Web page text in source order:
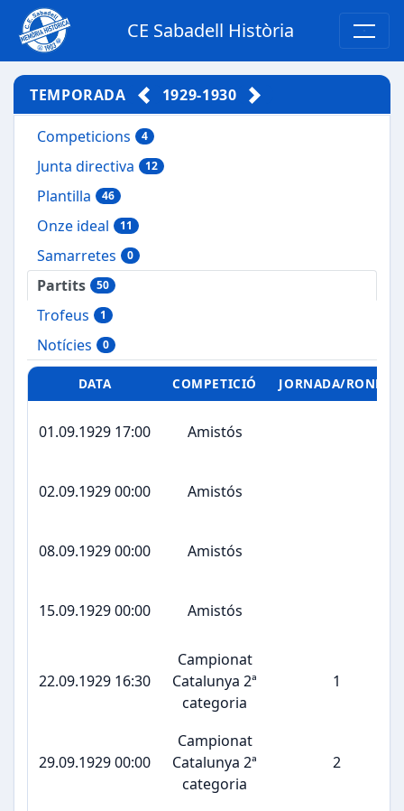
CE Sabadell Història
TEMPORADA 1929-1930
Competicions 4
Junta directiva 12
Plantilla 46
Onze ideal 11
Samarretes 0
Partits 50
Trofeus 1
Notícies 0
DATA COMPETICIÓ JORNADA/RONDA
01.09.1929 17:00 Amistós
02.09.1929 00:00 Amistós
08.09.1929 00:00 Amistós
15.09.1929 00:00 Amistós
22.09.1929 16:30
Campionat
Catalunya 2ª
categoria
1
29.09.1929 00:00
Campionat
Catalunya 2ª
categoria
2